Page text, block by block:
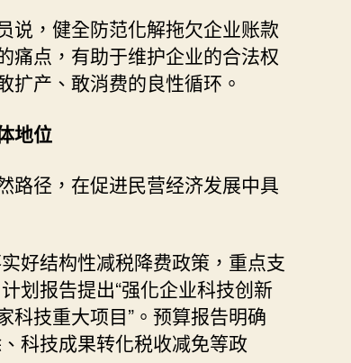
说，健全防范化解拖欠企业账款
痛点，有助于维护企业的合法权
扩产、敢消费的良性循环。
地位
路径，在促进民营经济发展中具
好结构性减税降费政策，重点支
划报告提出“强化企业科技创新
科技重大项目”。预算报告明确
科技成果转化税收减免等政